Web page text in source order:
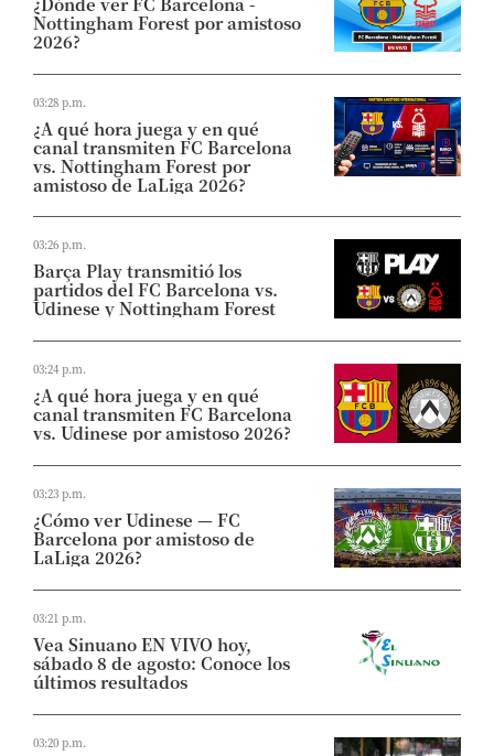
Nottingham Forest por amistoso
2026?
03:28 p.m.
¿A qué hora juega y en qué
canal transmiten FC Barcelona
vs. Nottingham Forest por
amistoso de LaLiga 2026?
03:26 p.m.
Barça Play transmitió los
partidos del FC Barcelona vs.
Udinese y Nottingham Forest
03:24 p.m.
¿A qué hora juega y en qué
canal transmiten FC Barcelona
vs. Udinese por amistoso 2026?
03:23 p.m.
¿Cómo ver Udinese — FC
Barcelona por amistoso de
LaLiga 2026?
03:21 p.m.
Vea Sinuano EN VIVO hoy,
sábado 8 de agosto: Conoce los
últimos resultados
03:20 p.m.